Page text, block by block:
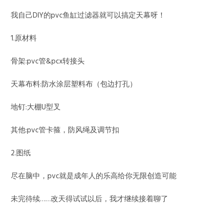
我自己DIY的pvc鱼缸过滤器就可以搞定天幕呀！
1.原材料
骨架:pvc管&pcx转接头
天幕布料:防水涂层塑料布（包边打孔）
地钉:大棚U型叉
其他:pvc管卡箍，防风绳及调节扣
2.图纸
尽在脑中，pvc就是成年人的乐高给你无限创造可能
未完待续……改天得试试以后，我才继续接着聊了